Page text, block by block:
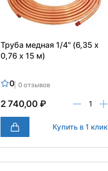
Труба медная 1/4" (6,35 х
0,76 х 15 м)
0 0 отзывов
2 740,00 ₽
Купить в 1 клик